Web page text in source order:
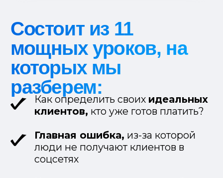
Как создать презентацию по
готовой структуре, после
которой люди будут покупать без
вопросов
5-шаговая формуладля создания
убойного оффера в любой нише
Как превращать “холодных”
пользователей влояльных
фанатов
которыегенерируют клиентов
даже при малых просмотрах